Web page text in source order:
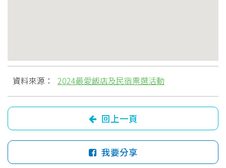
資料來源： 2024最愛飯店及民宿票選活動
回上一頁
我要分享